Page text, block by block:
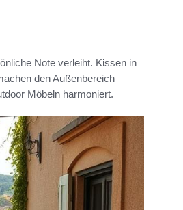
Note verleiht. Kissen in
den Außenbereich
Möbeln harmoniert.